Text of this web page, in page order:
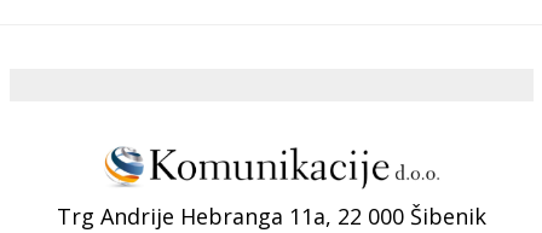
Trg Andrije Hebranga 11a, 22 000 Šibenik